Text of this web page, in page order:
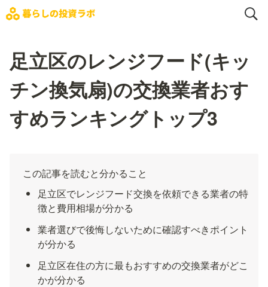
足立区のレンジフード(キッ
チン換気扇)の交換業者おす
すめランキングトップ3
この記事を読むと分かること
足立区でレンジフード交換を依頼できる業者の特
徴と費用相場が分かる
業者選びで後悔しないために確認すべきポイント
が分かる
足立区在住の方に最もおすすめの交換業者がどこ
かが分かる